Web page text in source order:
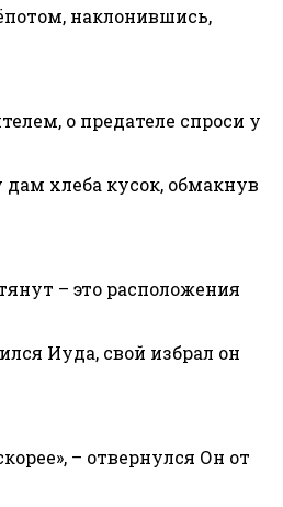
наклонившись,
о предателе спроси у
хлеба кусок, обмакнув
– это расположения
Иуда, свой избрал он
– отвернулся Он от